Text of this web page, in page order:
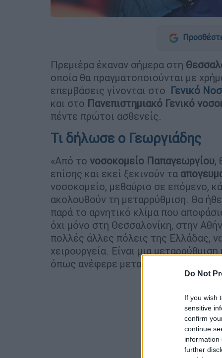
Do Not
If you wish
sensitive
confirm
continue
information
further
Πρεμιέρα έκαναν σήμερα στη
οποία θα πραγματοποιούνται με
επεμβάσεις γίνονται στο Γενικό
και στο Πανεπιστημιακό Γενικό
πέντε πρώτοι ασθενείς.
Τι δήλωσε ο Γεωργιάδης
«Από το νοσοκομείο Παπαγεωργίου,
επίσης και εκεί ξεκινούν τα
νοσοκομείο, μεθαύριο σε επόμενο,
ακολουθούν τη μεταρρύθμιση. Θα
παρά το αρνητικό κλίμα που
όχι μόνο στη Θεσσαλονίκη, στην
πολλές άλλες πόλεις της Ελλάδας,
χειρουργεία. Είναι μια
όπως ανέφερε μεταξύ άλλων ο